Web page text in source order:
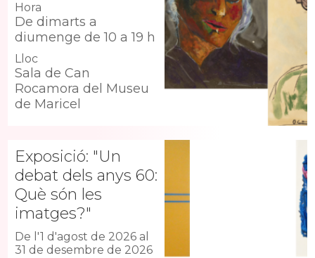
Hora
De dimarts a
diumenge de 10 a 19 h
Lloc
Sala de Can
Rocamora del Museu
de Maricel
Exposició: "Un
debat dels anys 60:
Què són les
imatges?"
De l'1 d'agost de 2026 al
31 de desembre de 2026